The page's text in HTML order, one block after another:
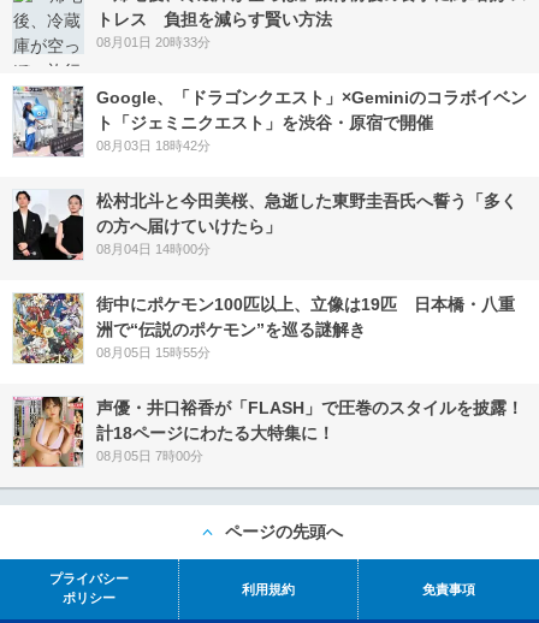
トレス 負担を減らす賢い方法
08月01日 20時33分
Google、「ドラゴンクエスト」×Geminiのコラボイベン
ト「ジェミニクエスト」を渋谷・原宿で開催
08月03日 18時42分
松村北斗と今田美桜、急逝した東野圭吾氏へ誓う「多く
の方へ届けていけたら」
08月04日 14時00分
街中にポケモン100匹以上、立像は19匹 日本橋・八重
洲で“伝説のポケモン”を巡る謎解き
08月05日 15時55分
声優・井口裕香が「FLASH」で圧巻のスタイルを披露！
計18ページにわたる大特集に！
08月05日 7時00分
ページの先頭へ
プライバシー
ポリシー
利用規約 免責事項